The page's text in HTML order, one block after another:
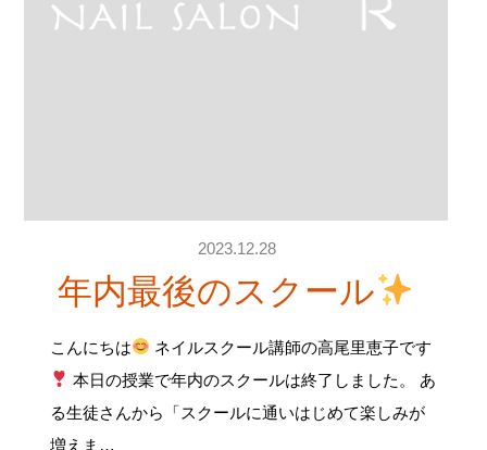
2023.12.28
年内最後のスクール
こんにちは
ネイルスクール講師の高尾里恵子です
本日の授業で年内のスクールは終了しました。 あ
る生徒さんから「スクールに通いはじめて楽しみが
増えま…